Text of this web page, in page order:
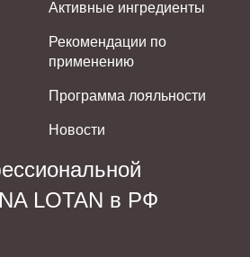
Активные ингредиенты
Рекомендации по
применению
Программа лояльности
Новости
LOTAN в РФ